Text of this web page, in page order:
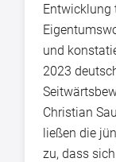
Entwicklung
und
2023
Christian
ließen die
zu, dass